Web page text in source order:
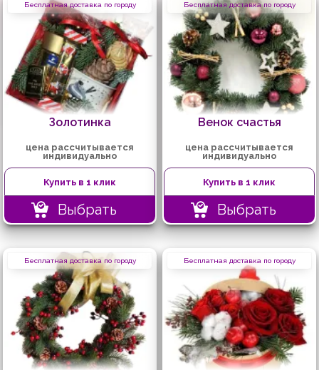
Бесплатная доставка по городу
Золотинка
цена рассчитывается
индивидуально
Купить в 1 клик
Выбрать
Бесплатная доставка по городу
Венок счастья
цена рассчитывается
индивидуально
Купить в 1 клик
Выбрать
Бесплатная доставка по городу Бесплатная доставка по городу